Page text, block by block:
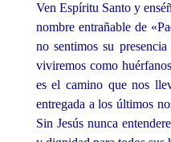
Ven Espíritu Santo y
nombre entrañable de
no sentimos su
viviremos como
es el camino que nos
entregada a los últimos
Sin Jesús nunca